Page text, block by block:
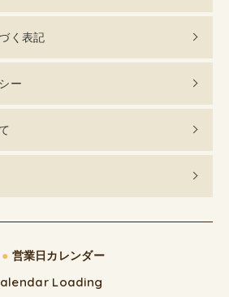
く表記
ー
● 営業日カレンダー
Loading